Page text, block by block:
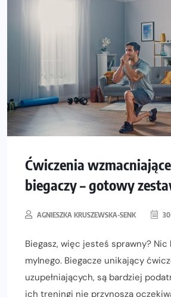
Ćwiczenia
biegaczy – gotowy
AGNIESZKA KRUSZEWSKA-SENK
Biegasz, więc jesteś sprawny? Nic
mylnego. Biegacze unikający
uzupełniających, są bardziej
ich treningi nie przynoszą